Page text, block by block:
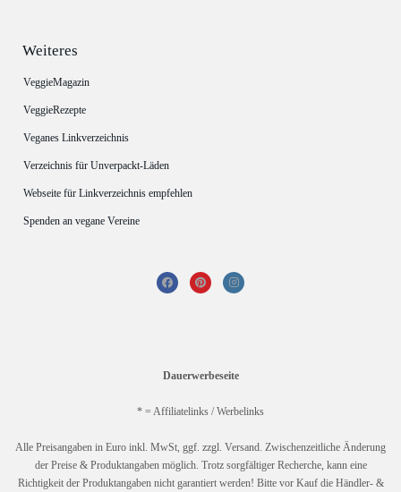
Weiteres
VeggieMagazin
VeggieRezepte
Veganes Linkverzeichnis
Verzeichnis für Unverpackt-Läden
Webseite für Linkverzeichnis empfehlen
Spenden an vegane Vereine
Dauerwerbeseite
* = Affiliatelinks / Werbelinks
Alle Preisangaben in Euro inkl. MwSt, ggf. zzgl. Versand. Zwischenzeitliche Änderung
der Preise & Produktangaben möglich. Trotz sorgfältiger Recherche, kann eine
Richtigkeit der Produktangaben nicht garantiert werden! Bitte vor Kauf die Händler- &